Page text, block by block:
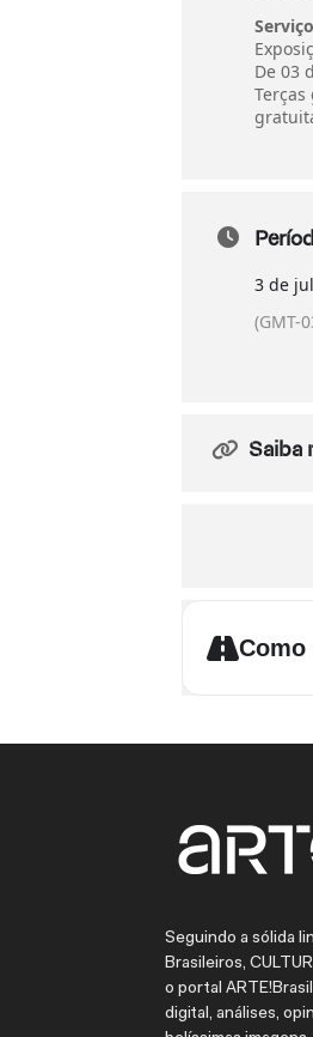
Serviço
De 03
3 de
(GMT-
Saiba
Como
Seguindo a sólida
Brasileiros,
o portal
digital, análises,